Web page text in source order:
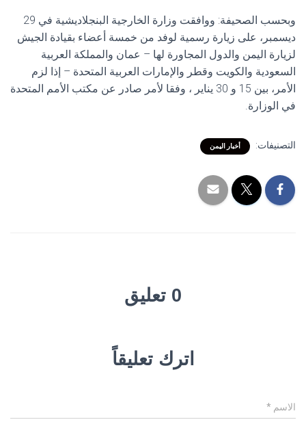
وبحسب الصحيفة: ووافقت وزارة الخارجية البنجلاديشية في 29
ديسمبر، على زيارة رسمية لوفد من خمسة أعضاء بقيادة الجيش
لزيارة اليمن والدول المجاورة لها – عمان والمملكة العربية
السعودية والكويت وقطر والإمارات العربية المتحدة – إذا لزم
الأمر، بين 15 و 30 يناير ، وفقا لأمر صادر عن مكتب الأمم المتحدة
في الوزارة.
التصنيفات: أخبار اليمن
0 تعليق
اترك تعليقاً
الاسم *